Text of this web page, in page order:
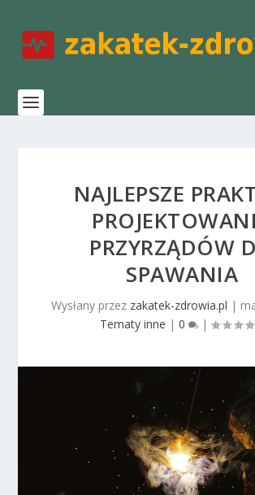
NAJLEPSZE
PRZYRZĄDÓW
SPAWANIA
Wysłany przez zakatek-zdrowia.pl |
Tematy inne | 0 |